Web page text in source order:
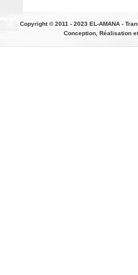
Copyright © 2011 - 2023 EL-AMANA -
Conception, Réalisation